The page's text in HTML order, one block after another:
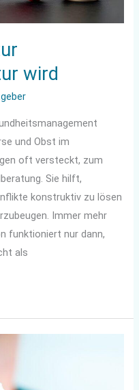
wird
und Obst im
oft versteckt, zum
Sie hilft,
konstruktiv zu lösen
Immer mehr
funktioniert nur dann,
als